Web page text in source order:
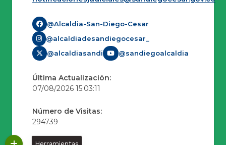
@Alcaldia-San-Diego-Cesar
@alcaldiadesandiegocesar_
@alcaldiasandi
@sandiegoalcaldia
Última Actualización:
07/08/2026 15:03:11
Número de Visitas:
294739